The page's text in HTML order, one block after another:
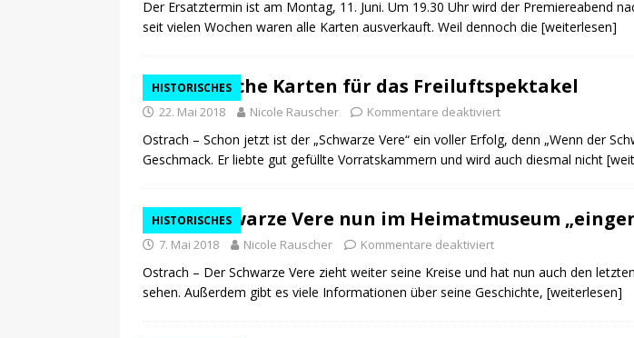
Schutzschild für Beschäftigte und Unternehmen
WIRTSCHAFT
WIRTSCHAFT
Der Ersatztermin ist am Montag, 11. Juni. Um 19.30 Uhr wird der Premiereabend
seit vielen Wochen waren alle Karten ausverkauft. Weil dennoch die [weiterlesen]
HISTORISCHES
Zusätzliche Karten für das Freiluftspektakel
22. Mai 2018 Nicole Rauscher Kommentare deaktiviert
Ostrach – Schon jetzt ist der „Schwarze Vere“ ein voller Erfolg, denn „Wenn der
Geschmack. Er liebte gut gefüllte Vorratskammern und wird auch diesmal nicht
HISTORISCHES
Der Schwarze Vere nun im Heimatmuseum
7. Mai 2018 Nicole Rauscher Kommentare deaktiviert
Ostrach – Der Schwarze Vere zieht weiter seine Kreise und hat nun auch den
sehen. Außerdem gibt es viele Informationen über seine Geschichte, [weiterlesen]